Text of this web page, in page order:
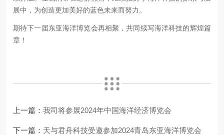
展中，为创造更加美好的蓝色未来而努力。
期待下一届东亚海洋博览会再相聚，共同续写海洋科技的辉煌篇
章！
上一篇：我司将参展2024年中国海洋经济博览会
下一篇： 天与君舟科技受邀参加2024青岛东亚海洋博览会